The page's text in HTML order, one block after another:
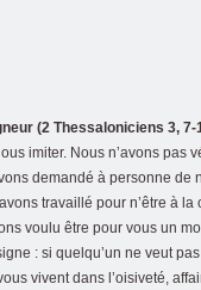
(2 Thessaloniciens 3, 7-
imiter. Nous n’avons pas
demandé à personne de
travaillé pour n’être à la
voulu être pour vous un
: si quelqu’un ne veut
vivent dans l’oisiveté,